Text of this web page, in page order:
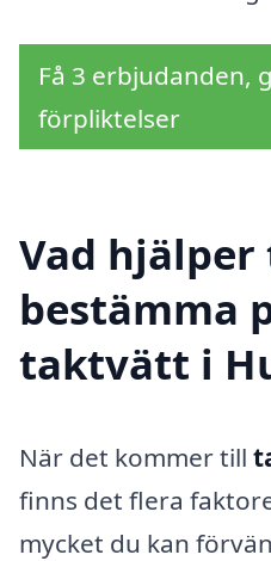
Få 3 erbjudanden,
förpliktelser
Vad
bestämma
taktvätt i
När det kommer till
finns det flera
mycket du kan